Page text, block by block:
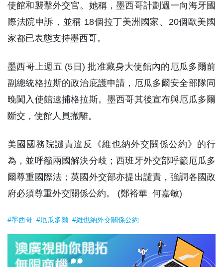
使館和襲擊外交官。她稱，墨西哥計劃週一向海牙國
際法院申訴，並稱 18個拉丁美洲國家、20個歐美國
家都已表態支持墨西哥。
墨西哥上週五 (5日) 批准藏身大使館內的厄瓜多爾前
副總統格拉斯的政治庇護申請，厄瓜多爾安全部隊同
晚闖入使館逮捕格拉斯。墨西哥其後宣布與厄瓜多爾
斷交，使館人員撤離。
美國國務院譴責違反《維也納外交關係公約》的行
為，並呼籲兩國解決分歧；西班牙外交部呼籲厄瓜多
爾尊重國際法；英國外交部亦提出譴責，強調各國政
府必須尊重外交關係公約。 (鄭裕華 何嘉敏)
#墨西哥 #厄瓜多爾 #維也納外交關係公約